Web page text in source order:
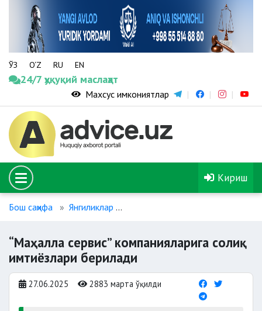
ЎЗ O‘Z RU EN
24/7 ҳуқуқий маслаҳат
Махсус имкониятлар
Кириш
Бош саҳифа Янгиликлар
“Маҳалла сервис” компанияларига солиқ
имтиёзлари берилади
27.06.2025 2883 марта ўқилди